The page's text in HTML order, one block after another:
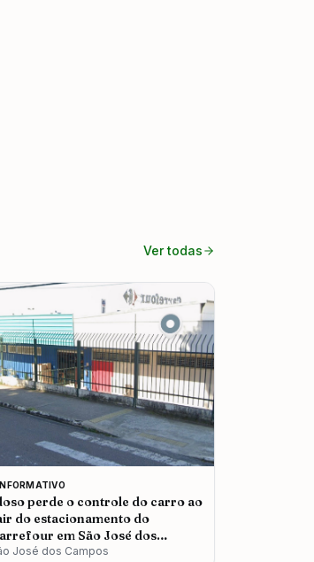
Ver todas
INFORMATIVO
perde o controle do carro ao
do estacionamento do
em São José dos
José dos Campos